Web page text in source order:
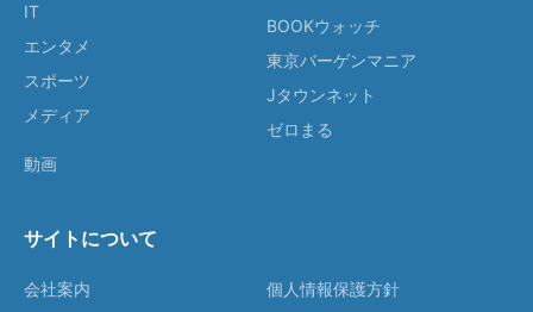
IT
エンタメ
スポーツ
メディア
動画
BOOKウォッチ
東京バーゲンマニア
Jタウンネット
ゼロまる
サイトについて
会社案内
個人情報保護方針